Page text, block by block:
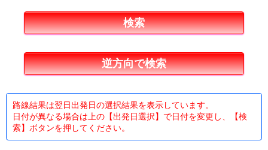
路線結果は翌日出発日の選択結果を表示しています。
日付が異なる場合は上の【出発日選択】で日付を変更し、【検
索】ボタンを押してください。